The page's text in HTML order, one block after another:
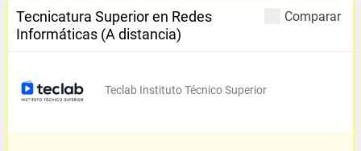
Comparar
Tecnicatura Superior en Redes
Informáticas (A distancia)
Teclab Instituto Técnico Superior